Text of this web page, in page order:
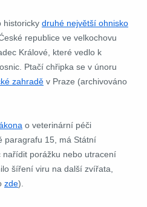
historicky druhé největší ohnisko
republice ve velkochovu
Králové, které vedlo k
Ptačí chřipka se v únoru
zahradě v Praze (archivováno
o veterinární péči
paragrafu 15, má Státní
porážku nebo utracení
šíření viru na další zvířata,
zde).